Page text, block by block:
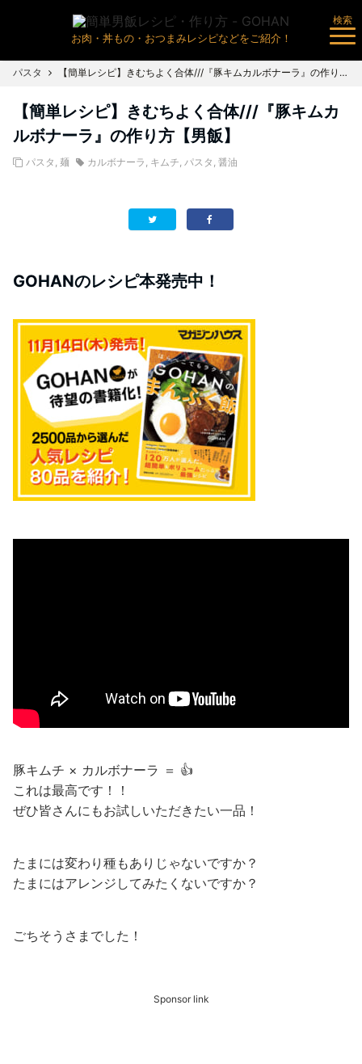
お肉・丼もの・おつまみレシピなどをご紹介！
検索
パスタ 【簡単レシピ】きむちよく合体///『豚キムカルボナーラ』の作り方【男飯】
【簡単レシピ】きむちよく合体///『豚キムカ
ルボナーラ』の作り方【男飯】
パスタ , 麺 カルボナーラ , キムチ, パスタ , 醤油
GOHANのレシピ本発売中！
豚キムチ × カルボナーラ ＝ 👍
これは最高です！！
ぜひ皆さんにもお試しいただきたい一品！
たまには変わり種もありじゃないですか？
たまにはアレンジしてみたくないですか？
ごちそうさまでした！
Sponsor link